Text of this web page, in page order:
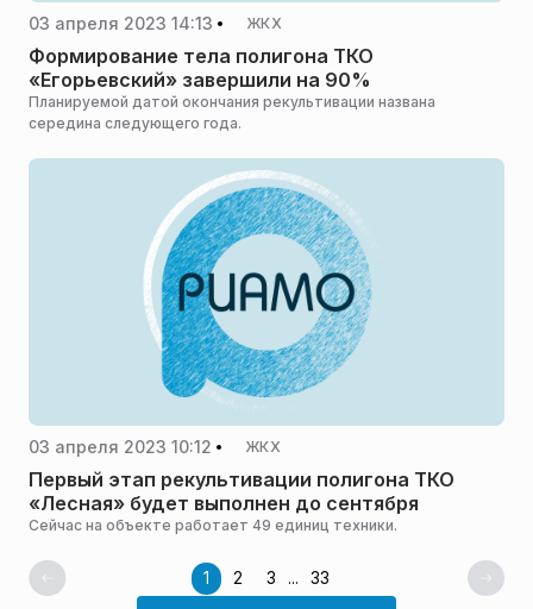
03 апреля 2023 14:13 ЖКХ
Формирование тела полигона ТКО
«Егорьевский» завершили на 90%
Планируемой датой окончания рекультивации названа
середина следующего года.
03 апреля 2023 10:12 ЖКХ
Первый этап рекультивации полигона ТКО
«Лесная» будет выполнен до сентября
Сейчас на объекте работает 49 единиц техники.
1 2 3 ... 33